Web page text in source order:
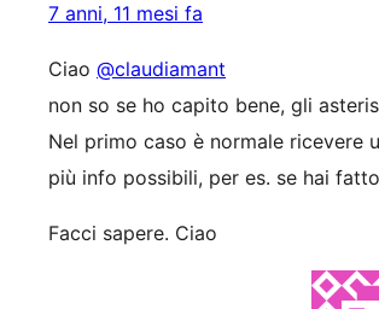
7 anni, 11 mesi fa
Ciao @claudiamant
non so se ho capito bene, gli
Nel primo caso è normale ricevere
più info possibili, per es. se hai
Facci sapere. Ciao